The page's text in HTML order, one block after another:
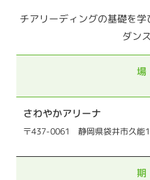
チアリーディングの基礎を
ダン
さわやかアリーナ
〒437-0061 静岡県袋井市久能